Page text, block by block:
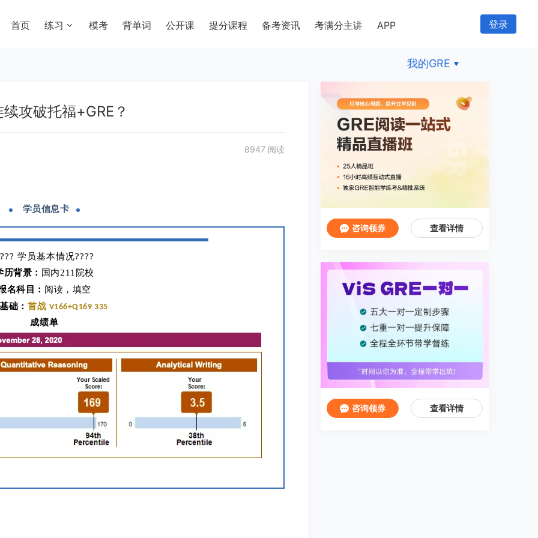
首页 练习 模考 背单词 公开课 提分课程 备考资讯 考满分主讲 APP
我的GRE
登录
攻破托福+GRE？
8947 阅读
学员信息卡
学员基本情况????
历背景：
国内211院校
名科目： 阅读，填空
础： 首战 V166+Q169 335
成绩单
咨询领券 查看详情
咨询领券 查看详情